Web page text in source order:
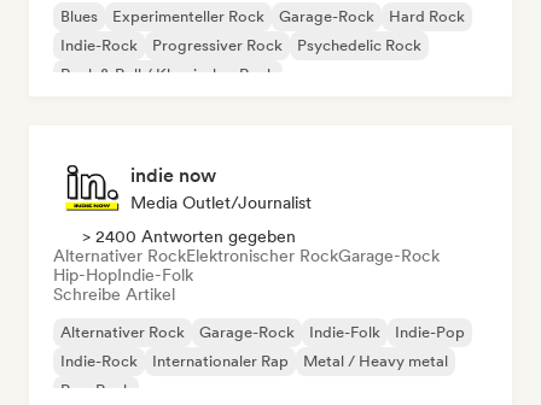
Blues Experimenteller Rock Garage-Rock
Hard Rock
Indie-Rock
Progressiver Rock
Psychedelic Rock
Rock & Roll / Klassischer Rock
indie now
Media Outlet/Journalist
> 2400 Antworten gegeben
Alternativer RockElektronischer RockGarage-Rock
Hip-HopIndie-Folk
Schreibe Artikel
Alternativer Rock Garage-Rock Indie-Folk
Indie-Pop
Indie-Rock
Internationaler Rap
Metal / Heavy metal
Pop-Rock